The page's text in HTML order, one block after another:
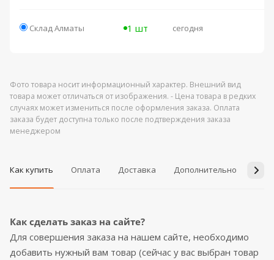
Склад Алматы 1 шт сегодня
Фото товара носит информационный характер. Внешний вид
товара может отличаться от изображения. - Цена товара в редких
случаях может измениться после оформления заказа. Оплата
заказа будет доступна только после подтверждения заказа
менеджером
Как купить Оплата Доставка Дополнительно
Как сделать заказ на сайте?
Для совершения заказа на нашем сайте, необходимо
добавить нужный вам товар (сейчас у вас выбран товар